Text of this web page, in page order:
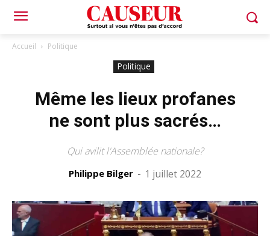
Accueil Politique
Politique
Même les lieux profanes
ne sont plus sacrés…
Qui avilit l'Assemblée nationale?
Philippe Bilger - 1 juillet 2022